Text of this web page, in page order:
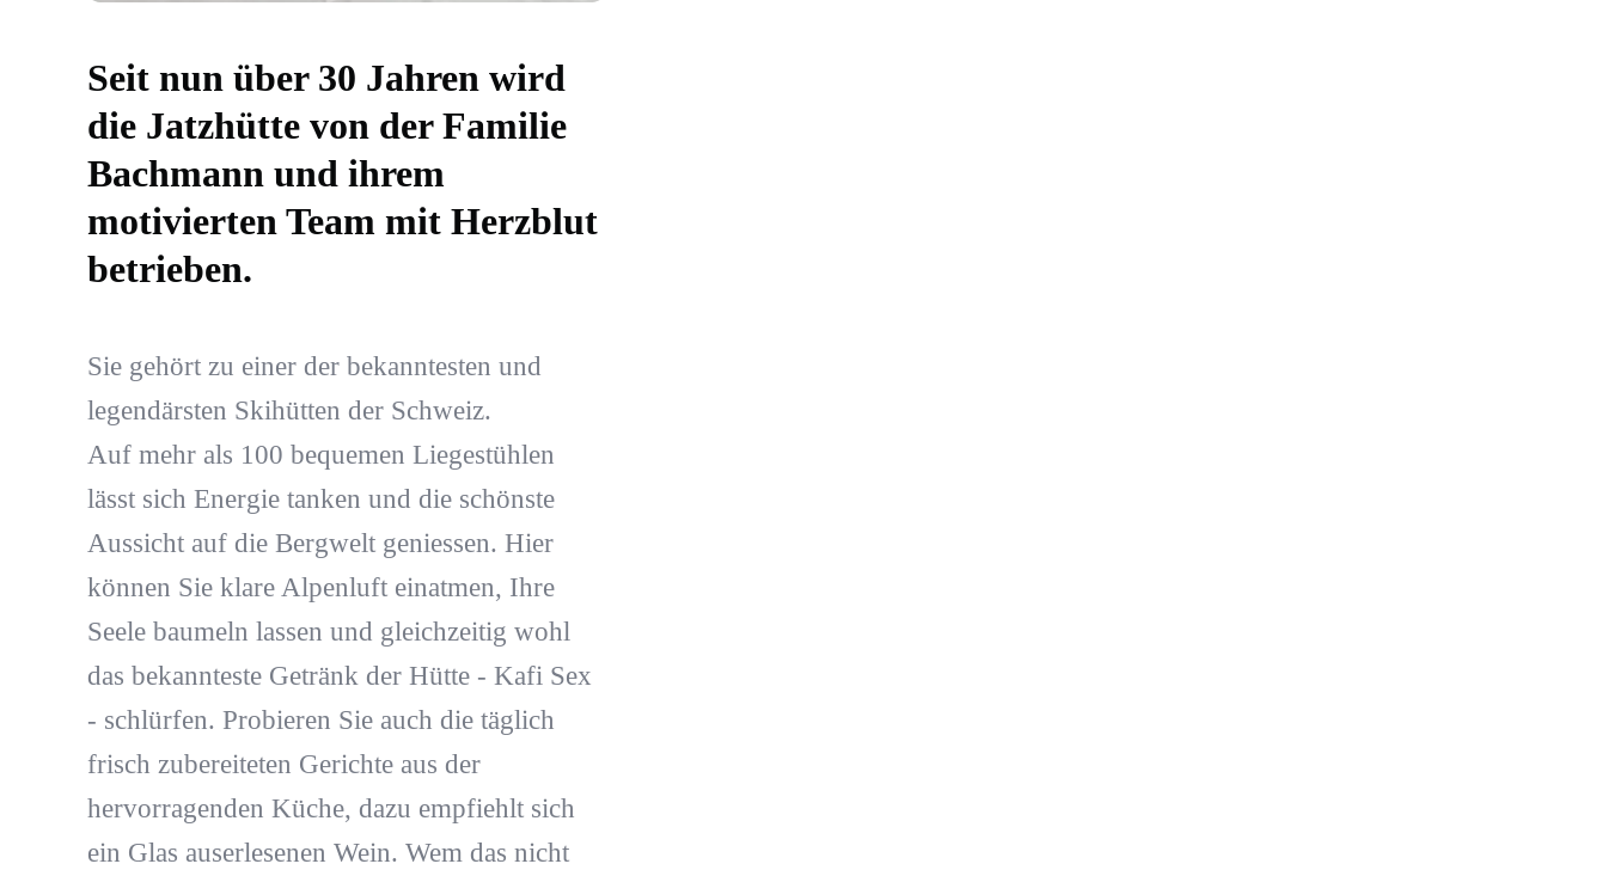
Seit nun über 30 Jahren wird
die Jatzhütte von der Familie
Bachmann und ihrem
motivierten Team mit Herzblut
betrieben.
Sie gehört zu einer der bekanntesten und
legendärsten Skihütten der Schweiz.
Auf mehr als 100 bequemen Liegestühlen
lässt sich Energie tanken und die schönste
Aussicht auf die Bergwelt geniessen. Hier
können Sie klare Alpenluft einatmen, Ihre
Seele baumeln lassen und gleichzeitig wohl
das bekannteste Getränk der Hütte - Kafi Sex
- schlürfen. Probieren Sie auch die täglich
frisch zubereiteten Gerichte aus der
hervorragenden Küche, dazu empfiehlt sich
ein Glas auserlesenen Wein. Wem das nicht